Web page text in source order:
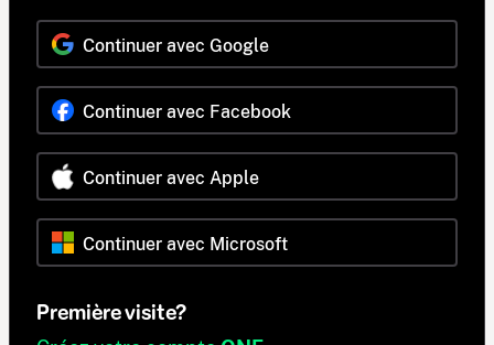
Continuer avec Google
Continuer avec Facebook
Continuer avec Apple
Continuer avec Microsoft
Première visite?